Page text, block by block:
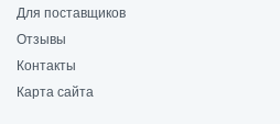
Для поставщиков
Отзывы
Контакты
Карта сайта